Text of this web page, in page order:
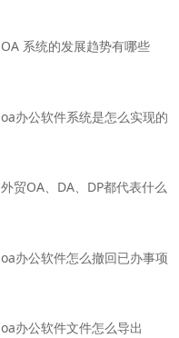
OA 系统的发展趋势有哪些
oa办公软件系统是怎么实现的
外贸OA、DA、DP都代表什么
oa办公软件怎么撤回已办事项
oa办公软件文件怎么导出